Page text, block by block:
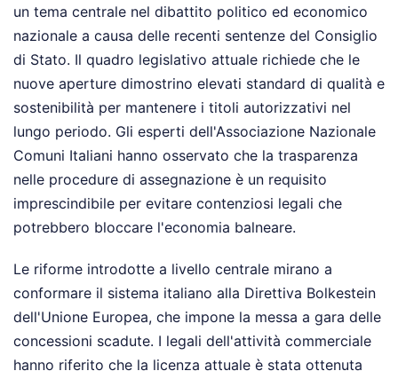
un tema centrale nel dibattito politico ed economico
nazionale a causa delle recenti sentenze del Consiglio
di Stato. Il quadro legislativo attuale richiede che le
nuove aperture dimostrino elevati standard di qualità e
sostenibilità per mantenere i titoli autorizzativi nel
lungo periodo. Gli esperti dell'Associazione Nazionale
Comuni Italiani hanno osservato che la trasparenza
nelle procedure di assegnazione è un requisito
imprescindibile per evitare contenziosi legali che
potrebbero bloccare l'economia balneare.
Le riforme introdotte a livello centrale mirano a
conformare il sistema italiano alla Direttiva Bolkestein
dell'Unione Europea, che impone la messa a gara delle
concessioni scadute. I legali dell'attività commerciale
hanno riferito che la licenza attuale è stata ottenuta